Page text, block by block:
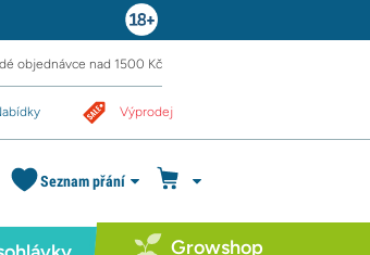
objednávce nad 1500 Kč
Výprodej
Seznam přání
Growshop